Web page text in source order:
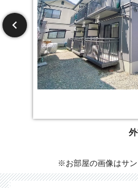
※お部屋の画像はサン